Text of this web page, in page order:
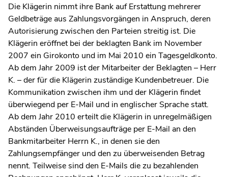
Die Klägerin nimmt ihre Bank auf Erstattung mehrerer
Geldbeträge aus Zahlungsvorgängen in Anspruch, deren
Autorisierung zwischen den Parteien streitig ist. Die
Klägerin eröffnet bei der beklagten Bank im November
2007 ein Girokonto und im Mai 2010 ein Tagesgeldkonto.
Ab dem Jahr 2009 ist der Mitarbeiter der Beklagten – Herr
K. – der für die Klägerin zuständige Kundenbetreuer. Die
Kommunikation zwischen ihm und der Klägerin findet
überwiegend per E-Mail und in englischer Sprache statt.
Ab dem Jahr 2010 erteilt die Klägerin in unregelmäßigen
Abständen Überweisungsaufträge per E-Mail an den
Bankmitarbeiter Herrn K., in denen sie den
Zahlungsempfänger und den zu überweisenden Betrag
nennt. Teilweise sind den E-Mails die zu bezahlenden